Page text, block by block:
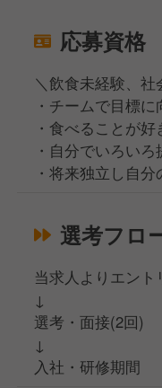
応募資格
＼飲食未経験、社
・チームで目標に
・食べることが好
・自分でいろいろ
・将来独立し自分
選考フロ
当求人よりエン
↓
選考・面接(2回)
↓
入社・研修期間